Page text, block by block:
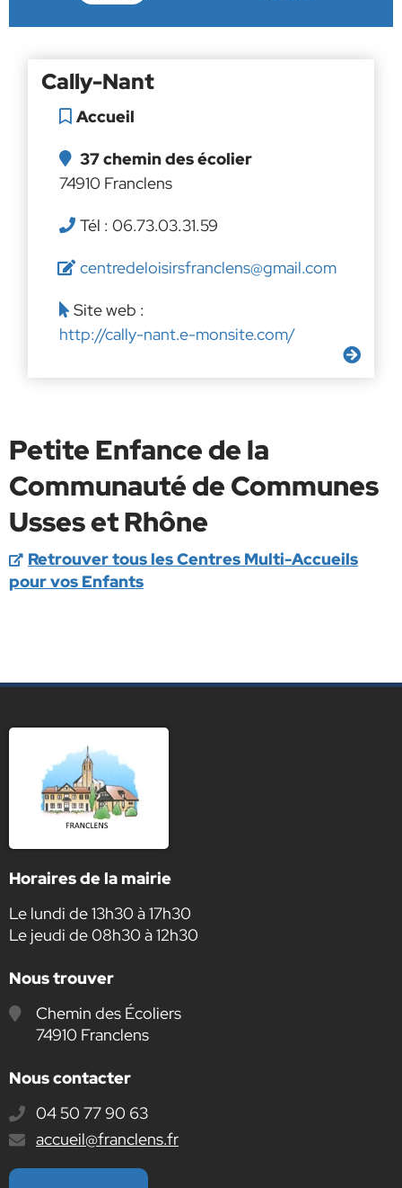
Cally-Nant
Accueil
37 chemin des écolier
74910 Franclens
Tél : 06.73.03.31.59
centredeloisirsfranclens@gmail.com
Site web :
http://cally-nant.e-monsite.com/
Petite Enfance de la
Communauté de Communes
Usses et Rhône
Retrouver tous les Centres Multi-Accueils
pour vos Enfants
Horaires de la mairie
Le lundi de 13h30 à 17h30
Le jeudi de 08h30 à 12h30
Nous trouver
Chemin des Écoliers
74910 Franclens
Nous contacter
04 50 77 90 63
E-
accueil@franclens.fr